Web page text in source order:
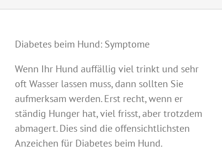
Diabetes beim Hund: Symptome
Wenn Ihr Hund auffällig viel trinkt und sehr
oft Wasser lassen muss, dann sollten Sie
aufmerksam werden. Erst recht, wenn er
ständig Hunger hat, viel frisst, aber trotzdem
abmagert. Dies sind die offensichtlichsten
Anzeichen für Diabetes beim Hund.